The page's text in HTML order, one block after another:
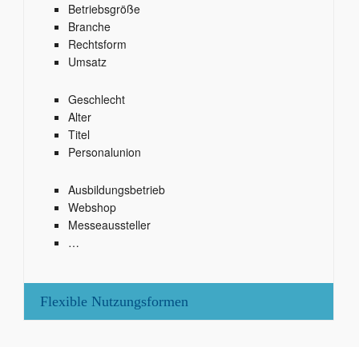
Betriebsgröße
Branche
Rechtsform
Umsatz
Geschlecht
Alter
Titel
Personalunion
Ausbildungsbetrieb
Webshop
Messeaussteller
…
Flexible Nutzungsformen